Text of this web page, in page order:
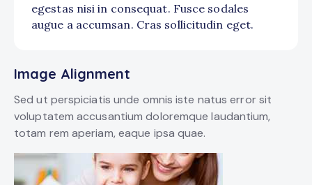
egestas nisi in consequat. Fusce sodales
augue a accumsan. Cras sollicitudin eget.
Image Alignment
Sed ut perspiciatis unde omnis iste natus error sit
voluptatem accusantium doloremque laudantium,
totam rem aperiam, eaque ipsa quae.